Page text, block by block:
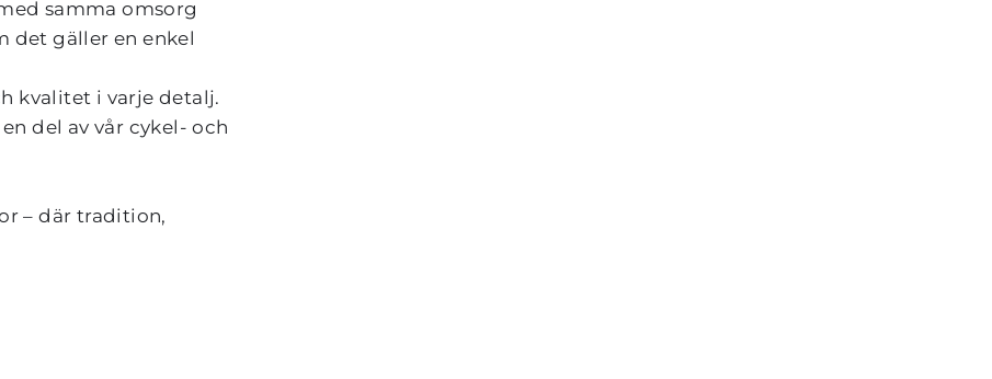
samma omsorg
det gäller en enkel
kvalitet i varje detalj.
del av vår cykel- och
– där tradition,